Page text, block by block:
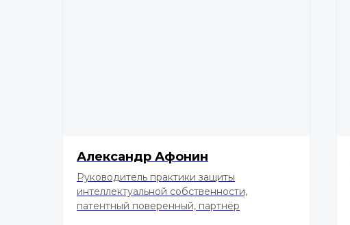
Александр Афонин
Руководитель практики защиты
интеллектуальной собственности,
патентный поверенный, партнёр